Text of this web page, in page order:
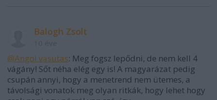
Balogh Zsolt
@Angol vasutas: Meg fogsz lepődni, de nem kell 4
vágány! Sőt néha elég egy is! A magyarázat pedig
csupán annyi, hogy a menetrend nem ütemes, a
távolsági vonatok meg olyan ritkák, hogy lehet hogy